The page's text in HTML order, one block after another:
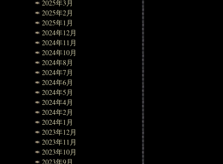
2025年3月
2025年2月
2025年1月
2024年12月
2024年11月
2024年10月
2024年8月
2024年7月
2024年6月
2024年5月
2024年4月
2024年2月
2024年1月
2023年12月
2023年11月
2023年10月
2023年9月